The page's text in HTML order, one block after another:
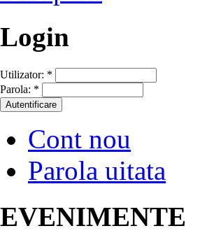
Login
Utilizator: *
Parola: *
Cont nou
Parola uitata
EVENIMENTE